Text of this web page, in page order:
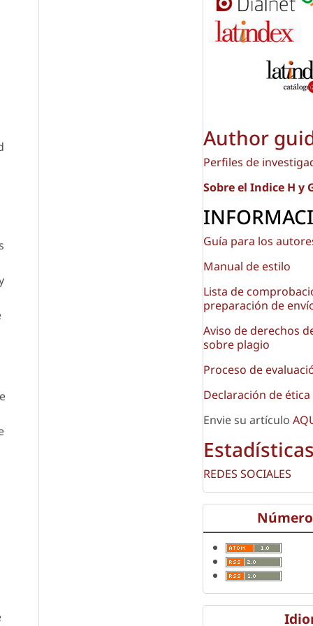
Author
Perfiles de
Sobre el Indice H y
Guía para los
Manual de estilo
Lista de
preparación de
Aviso de derechos
sobre plagio
Proceso de
Declaración de
Envie su artículo
REDES SOCIALES